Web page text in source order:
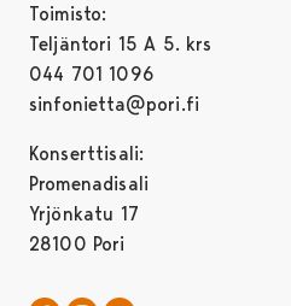
Toimisto:
Teljäntori 15 A 5. krs
044 701 1096
sinfonietta@pori.fi
Konserttisali:
Promenadisali
Yrjönkatu 17
28100 Pori